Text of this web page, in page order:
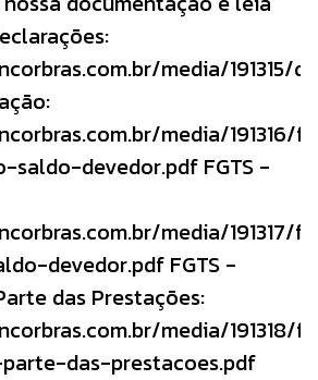
media/191315/
media/191316/
saldo-devedor.pdf FGTS -
media/191317/
devedor.pdf FGTS -
das Prestações:
media/191318/
das-prestacoes.pdf